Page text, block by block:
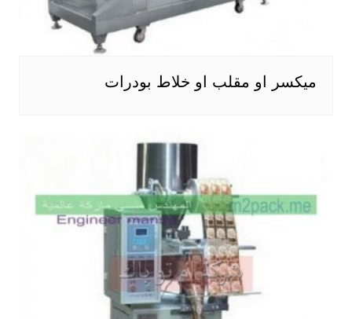
ميكسر او مقلب او خلاط بودرات